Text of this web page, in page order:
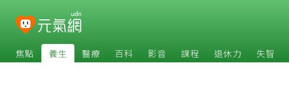
焦點 養生 醫療 百科 影音 課程 退休力 失智